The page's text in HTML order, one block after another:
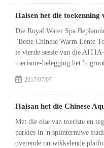
2017/07/07
Die Royal Water Spa
"Beste Chinese Warm Lente
ie vierde sessie van die
toerisme-belegging het 'n
Met die eise van toeriste en
parkies in 'n splinternuwe
overende ontwikkelende